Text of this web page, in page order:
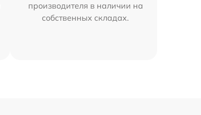
производителя в наличии на
собственных складах.